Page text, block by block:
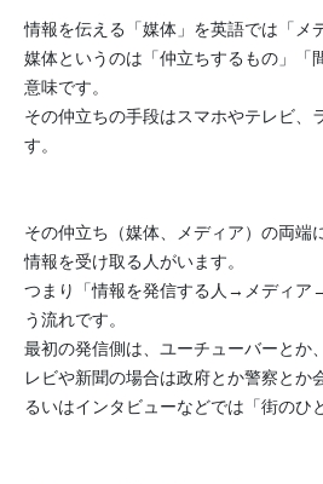
情報を伝える「媒体」を英語では「メ
媒体というのは「仲立ちするもの」「
意味です。
その仲立ちの手段はスマホやテレビ、
す。
その仲立ち（媒体、メディア）の両端
情報を受け取る人がいます。
つまり「情報を発信する人→メディア
う流れです。
最初の発信側は、ユーチューバーとか
レビや新聞の場合は政府とか警察とか
るいはインタビューなどでは「街のひ